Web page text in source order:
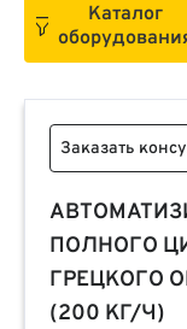
Каталог
Заказать
ПОЛНОГО
ГРЕЦКОГО
(200 КГ/Ч)